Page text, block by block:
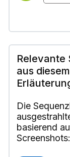
Relevante
aus
Die
basierend
Screenshots: